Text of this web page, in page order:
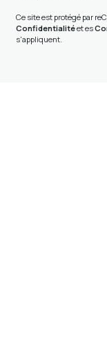
Ce site est protégé par
Confidentialitéet es
s'appliquent.